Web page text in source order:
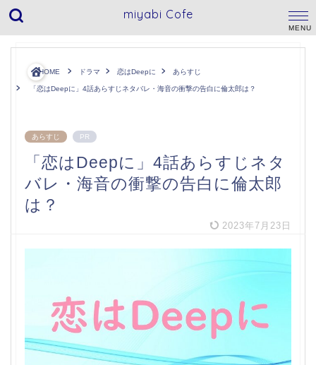
miyabi Cofe
HOME ドラマ 恋はDeepに あらすじ
「恋はDeepに」4話あらすじネタバレ・海音の衝撃の告白に倫太郎は？
あらすじ PR
「恋はDeepに」4話あらすじネタ
バレ・海音の衝撃の告白に倫太郎
は？
2023年7月23日